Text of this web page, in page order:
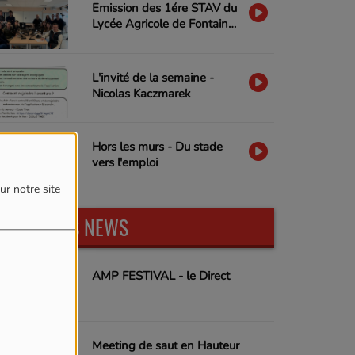
notre site
Emission des 1ére STAV du
Lycée Agricole de Fontaine-
L'invité de la semaine -
Nicolas Kaczmarek
Hors les murs - Du stade
vers l'emploi
NEWS
AMP FESTIVAL - le Direct
Meeting de saut en Hauteur